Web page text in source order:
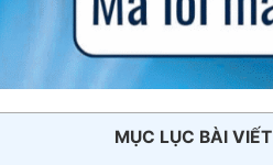
MỤC LỤC BÀI VIẾT